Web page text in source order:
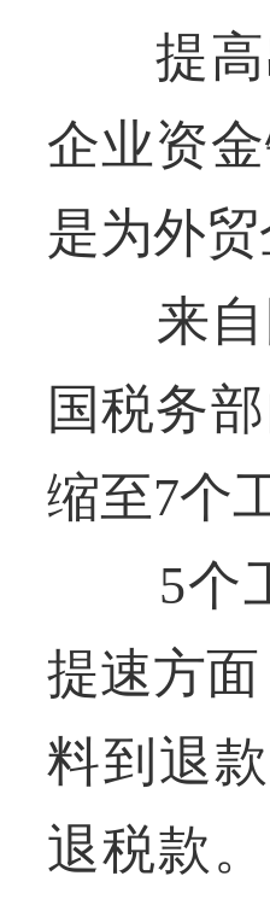
提高出
企业资
是为外
来自国
国税务
缩至7个
5个工
提速方
料到退
退税款